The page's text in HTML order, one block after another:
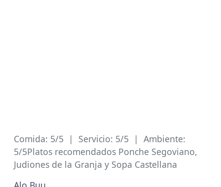
Comida: 5/5 | Servicio: 5/5 | Ambiente:
5/5Platos recomendados Ponche Segoviano,
Judiones de la Granja y Sopa Castellana